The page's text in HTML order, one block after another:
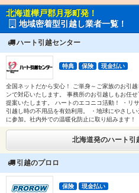
北海道樺戸郡月形町発！
地域密着型引越し業者一覧！
ハート引越センター
特典 保険 現金払い
全国ネットだから安心！ ご単身～ご家族のお引
ンで対応いたします。 事務所のお引越しもお任
提案いたします。 ハートのエコニコ活動！ ・リ
引越し時の不用品を有効利用。 ・地球にやさし
に参加。社内外での温暖化防止に取り組みます！
北海道発のハート引
引越のプロロ
保険 現金払い